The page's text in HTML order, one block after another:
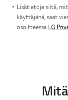
Lisätietoja siitä,
käyttäjänä, saat
osoitteessa LG